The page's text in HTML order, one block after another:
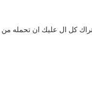
كل ال عليك ان تحمله